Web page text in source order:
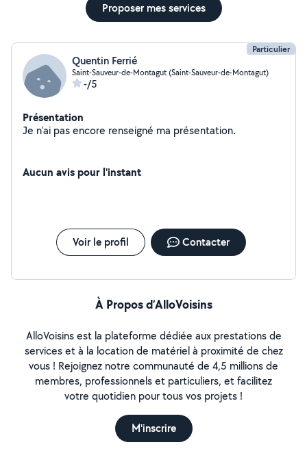
Proposer mes services
Particulier
Quentin Ferrié
Saint-Sauveur-de-Montagut (Saint-Sauveur-de-Montagut)
-/5
Présentation
Je n'ai pas encore renseigné ma présentation.
Aucun avis pour l'instant
Voir le profil Contacter
À Propos d’AlloVoisins
AlloVoisins est la plateforme dédiée aux prestations de
services et à la location de matériel à proximité de chez
vous ! Rejoignez notre communauté de 4,5 millions de
membres, professionnels et particuliers, et facilitez
votre quotidien pour tous vos projets !
M'inscrire